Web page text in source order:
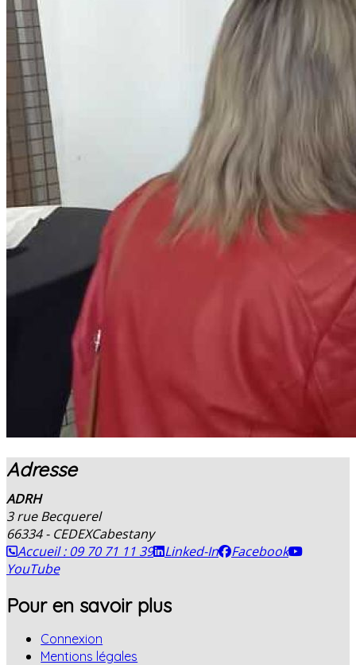
Adresse
ADRH
3 rue Becquerel
66334 - CEDEXCabestany
Accueil : 09 70 71 11 39
Linked-In
Facebook
YouTube
Pour en savoir plus
Connexion
Mentions légales